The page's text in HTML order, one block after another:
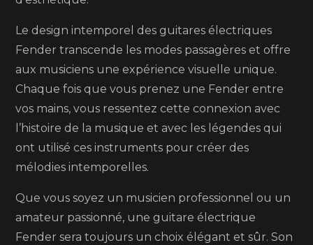
Le design intemporel des guitares électriques
Fender transcende les modes passagères et offre
aux musiciens une expérience visuelle unique.
Chaque fois que vous prenez une Fender entre
vos mains, vous ressentez cette connexion avec
l’histoire de la musique et avec les légendes qui
ont utilisé ces instruments pour créer des
mélodies intemporelles.
Que vous soyez un musicien professionnel ou un
amateur passionné, une guitare électrique
Fender sera toujours un choix élégant et sûr. Son